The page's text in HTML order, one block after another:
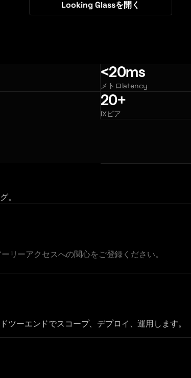
Looking Glassを開く
<20ms
メトロlatency
20+
IXピア
。
リーアクセスへの関心をご登録ください。
ーエンドでスコープ、デプロイ、運用します。